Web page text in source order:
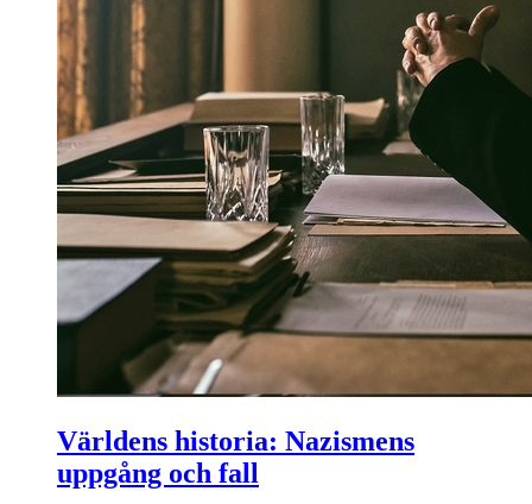
Världens historia: Nazismens
uppgång och fall